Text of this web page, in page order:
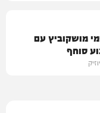
מושקוביץ עם
סוחף